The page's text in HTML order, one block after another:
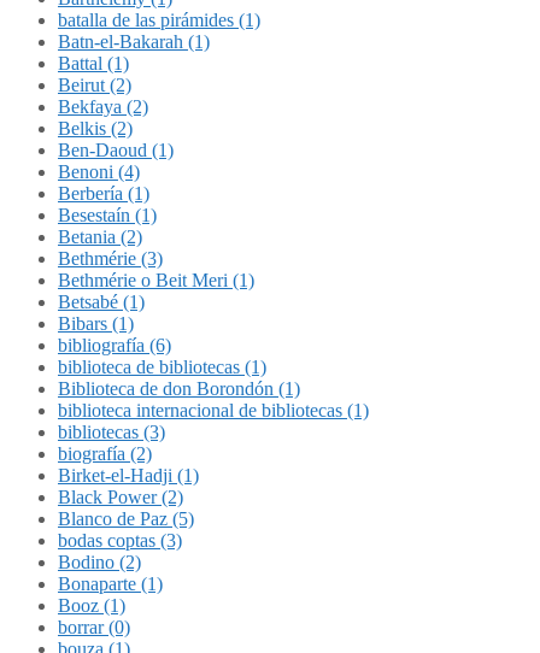
batalla de las pirámides (1)
Batn-el-Bakarah (1)
Battal (1)
Beirut (2)
Bekfaya (2)
Belkis (2)
Ben-Daoud (1)
Benoni (4)
Berbería (1)
Besestaín (1)
Betania (2)
Bethmérie (3)
Bethmérie o Beit Meri (1)
Betsabé (1)
Bibars (1)
bibliografía (6)
biblioteca de bibliotecas (1)
Biblioteca de don Borondón (1)
biblioteca internacional de bibliotecas (1)
bibliotecas (3)
biografía (2)
Birket-el-Hadji (1)
Black Power (2)
Blanco de Paz (5)
bodas coptas (3)
Bodino (2)
Bonaparte (1)
Booz (1)
borrar (0)
bouza (1)